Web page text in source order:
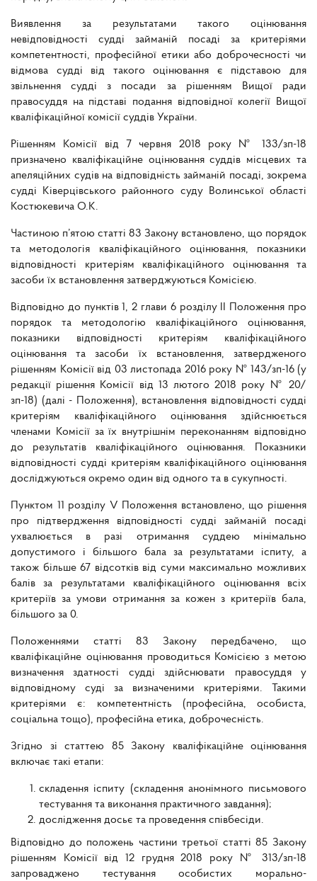
Виявлення за результатами такого оцінювання
невідповідності судді займаній посаді за критеріями
компетентності, професійної етики або доброчесності чи
відмова судді від такого оцінювання є підставою для
звільнення судді з посади за рішенням Вищої ради
правосуддя на підставі подання відповідної колегії Вищої
кваліфікаційної комісії суддів України.
Рішенням Комісії від 7 червня 2018 року № 133/зп-18
призначено кваліфікаційне оцінювання суддів місцевих та
апеляційних судів на відповідність займаній посаді, зокрема
судді Ківерцівського районного суду Волинської області
Костюкевича О.К.
Частиною п’ятою статті 83 Закону встановлено, що порядок
та методологія кваліфікаційного оцінювання, показники
відповідності критеріям кваліфікаційного оцінювання та
засоби їх встановлення затверджуються Комісією.
Відповідно до пунктів 1, 2 глави 6 розділу II Положення про
порядок та методологію кваліфікаційного оцінювання,
показники відповідності критеріям кваліфікаційного
оцінювання та засоби їх встановлення, затвердженого
рішенням Комісії від 03 листопада 2016 року № 143/зп-16 (у
редакції рішення Комісії від 13 лютого 2018 року № 20/
зп-18) (далі - Положення), встановлення відповідності судді
критеріям кваліфікаційного оцінювання здійснюється
членами Комісії за їх внутрішнім переконанням відповідно
до результатів кваліфікаційного оцінювання. Показники
відповідності судді критеріям кваліфікаційного оцінювання
досліджуються окремо один від одного та в сукупності.
Пунктом 11 розділу V Положення встановлено, що рішення
про підтвердження відповідності судді займаній посаді
ухвалюється в разі отримання суддею мінімально
допустимого і більшого бала за результатами іспиту, а
також більше 67 відсотків від суми максимально можливих
балів за результатами кваліфікаційного оцінювання всіх
критеріїв за умови отримання за кожен з критеріїв бала,
більшого за 0.
Положеннями статті 83 Закону передбачено, що
кваліфікаційне оцінювання проводиться Комісією з метою
визначення здатності судді здійснювати правосуддя у
відповідному суді за визначеними критеріями. Такими
критеріями є: компетентність (професійна, особиста,
соціальна тощо), професійна етика, доброчесність.
Згідно зі статтею 85 Закону кваліфікаційне оцінювання
включає такі етапи:
складення іспиту (складення анонімного письмового
тестування та виконання практичного завдання);
дослідження досьє та проведення співбесіди.
Відповідно до положень частини третьої статті 85 Закону
рішенням Комісії від 12 грудня 2018 року № 313/зп-18
запроваджено тестування особистих морально-